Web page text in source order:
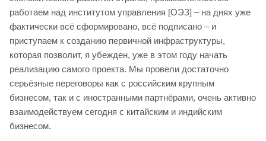
работаем над институтом управления [ОЭЗ] – на днях уже
фактически всё сформировано, всё подписано – и
приступаем к созданию первичной инфраструктуры,
которая позволит, я убежден, уже в этом году начать
реализацию самого проекта. Мы провели достаточно
серьёзные переговоры как с российским крупным
бизнесом, так и с иностранными партнёрами, очень активно
взаимодействуем сегодня с китайским и индийским
бизнесом.